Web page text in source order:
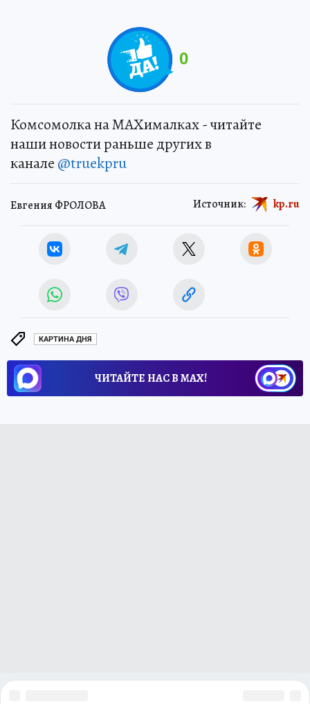
0
Комсомолка на MAXималках - читайте
наши новости раньше других в
канале @truekpru
Евгения ФРОЛОВА Источник: kp.ru
КАРТИНА ДНЯ
ЧИТАЙТЕ НАС В МАХ!